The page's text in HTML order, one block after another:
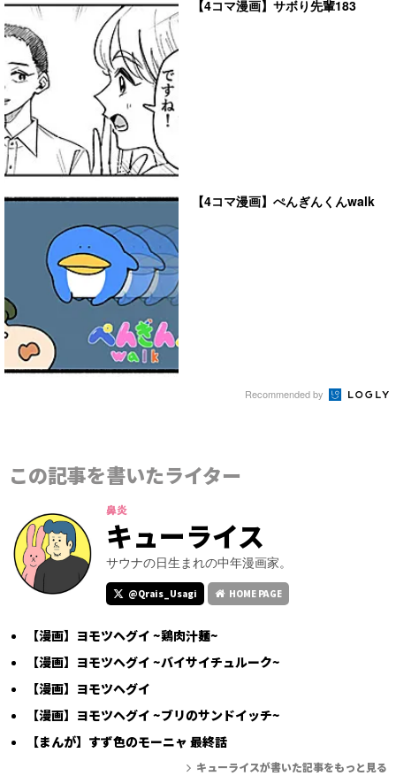
【4コマ漫画】サボり先輩183
【4コマ漫画】ぺんぎんくんwalk
Recommended by
この記事を書いたライター
鼻炎
キューライス
サウナの日生まれの中年漫画家。
@Qrais_Usagi HOME PAGE
【漫画】ヨモツヘグイ ~鶏肉汁麺~
【漫画】ヨモツヘグイ ~バイサイチュルーク~
【漫画】ヨモツヘグイ
【漫画】ヨモツヘグイ ~ブリのサンドイッチ~
【まんが】すず色のモーニャ 最終話
キューライスが書いた記事をもっと見る